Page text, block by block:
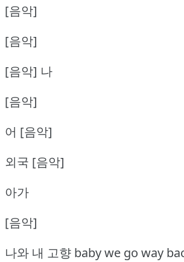
[음악]
[음악]
[음악] 나
[음악]
어 [음악]
외국 [음악]
아가
[음악]
나와 내 고향 baby we go way